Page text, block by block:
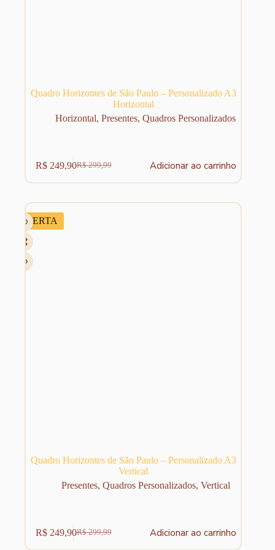
Quadro Horizontes de São Paulo – Personalizado A3
Horizontal
Horizontal,Presentes,Quadros Personalizados
R$299,99
O
preço
era:
R$249,90O
preço
é:
Adicionar ao carrinho
OFERTA
Quadro Horizontes de São Paulo – Personalizado A3
Vertical
Presentes, Quadros Personalizados, Vertical
R$299,99
O
R$249,90O
Adicionar ao carrinho